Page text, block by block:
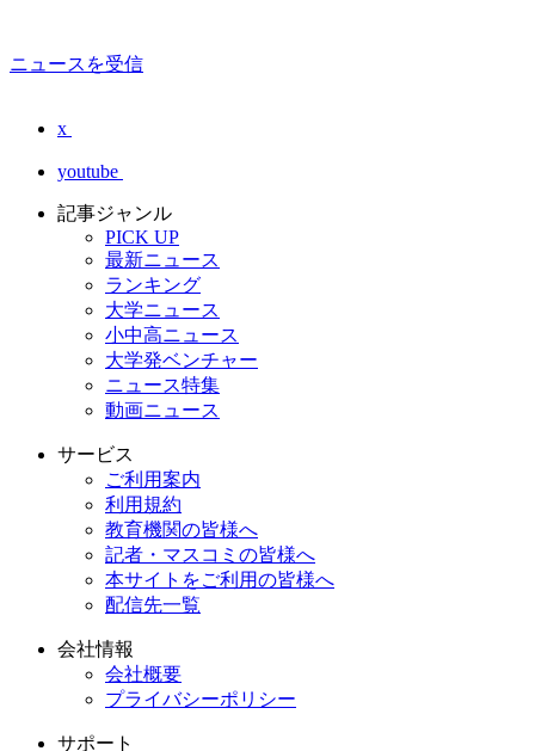
ニュースを受信
x
youtube
記事ジャンル
PICK UP
最新ニュース
ランキング
大学ニュース
小中高ニュース
大学発ベンチャー
ニュース特集
動画ニュース
サービス
ご利用案内
利用規約
教育機関の皆様へ
記者・マスコミの皆様へ
本サイトをご利用の皆様へ
配信先一覧
会社情報
会社概要
プライバシーポリシー
サポート